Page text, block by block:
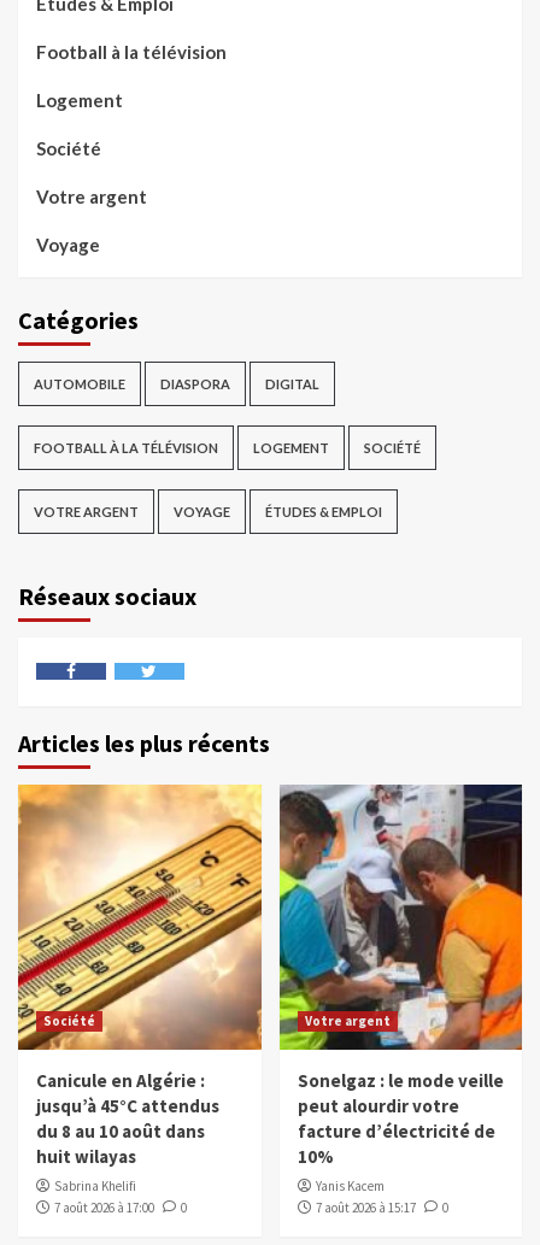
Football à la télévision
Logement
Société
Votre argent
Voyage
Catégories
AUTOMOBILE DIASPORA DIGITAL
FOOTBALL À LA TÉLÉVISION LOGEMENT SOCIÉTÉ
VOTRE ARGENT VOYAGE ÉTUDES & EMPLOI
Réseaux sociaux
Articles les plus récents
Société
Canicule en Algérie :
jusqu’à 45°C attendus
du 8 au 10 août dans
huit wilayas
Sabrina Khelifi
7 août 2026 à 17:00
0
Votre argent
Sonelgaz : le mode veille
peut alourdir votre
facture d’électricité de
10%
Yanis Kacem
7 août 2026 à 15:17
0